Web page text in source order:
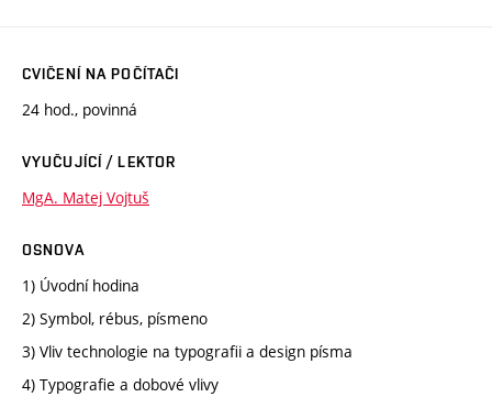
CVIČENÍ NA POČÍTAČI
24 hod., povinná
VYUČUJÍCÍ / LEKTOR
MgA. Matej Vojtuš
OSNOVA
1) Úvodní hodina
2) Symbol, rébus, písmeno
3) Vliv technologie na typografii a design písma
4) Typografie a dobové vlivy